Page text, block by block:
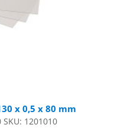
x 0,5 x 80 mm
SKU: 1201010